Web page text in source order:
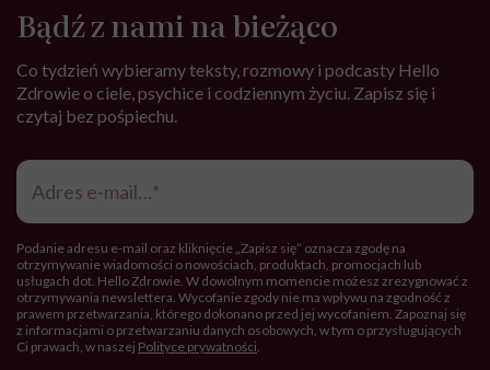
Bądź z nami na bieżąco
Co tydzień wybieramy teksty, rozmowy i podcasty Hello
Zdrowie o ciele, psychice i codziennym życiu. Zapisz się i
czytaj bez pośpiechu.
Adres
mail*
Podanie adresu e-mail oraz kliknięcie „Zapisz się” oznacza zgodę na
otrzymywanie wiadomości o nowościach, produktach, promocjach lub
usługach dot. Hello Zdrowie. W dowolnym momencie możesz zrezygnować z
otrzymywania newslettera. Wycofanie zgody nie ma wpływu na zgodność z
prawem przetwarzania, którego dokonano przed jej wycofaniem. Zapoznaj się
z informacjami o przetwarzaniu danych osobowych, w tym o przysługujących
Ci prawach, w naszej Polityce prywatności